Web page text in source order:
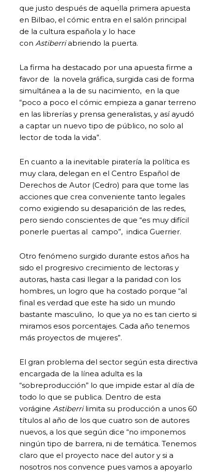
que justo después de aquella primera apuesta
en Bilbao, el cómic entra en el salón principal
de la cultura española y lo hace
con Astiberriabriendo la puerta.
La firma ha destacado por una apuesta firme a
favor de la novela gráfica, surgida casi de forma
simultánea a la de su nacimiento, en la que
“poco a poco el cómic empieza a ganar terreno
en las librerías y prensa generalistas, y así ayudó
a captar un nuevo tipo de público, no solo al
lector de toda la vida”.
En cuanto a la inevitable piratería la política es
muy clara, delegan en el Centro Español de
Derechos de Autor (Cedro) para que tome las
acciones que crea conveniente tanto legales
como exigiendo su desaparición de las redes,
pero siendo conscientes de que “es muy difícil
ponerle puertas al campo”, indica Guerrier.
Otro fenómeno surgido durante estos años ha
sido el progresivo crecimiento de lectoras y
autoras, hasta casi llegar a la paridad con los
hombres, un logro que ha costado porque “al
final es verdad que este ha sido un mundo
bastante masculino, lo que ya no es tan cierto si
miramos esos porcentajes. Cada año tenemos
más proyectos de mujeres”.
El gran problema del sector según esta directiva
encargada de la línea adulta es la
“sobreproducción” lo que impide estar al día de
todo lo que se publica. Dentro de esta
vorágine Astiberrilimita su producción a unos 60
títulos al año de los que cuatro son de autores
nuevos, a los que según dice “no imponemos
ningún tipo de barrera, ni de temática. Tenemos
claro que el proyecto nace del autor y si a
nosotros nos convence pues vamos a apoyarlo